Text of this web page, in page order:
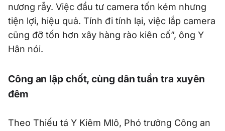
nương rẫy. Việc đầu tư camera tốn kém nhưng
tiện lợi, hiệu quả. Tính đi tính lại, việc lắp camera
cũng đỡ tốn hơn xây hàng rào kiên cố”, ông Y
Hân nói.
Công an lập chốt, cùng dân tuần tra xuyên
đêm
Theo Thiếu tá Y Kiêm Mlô, Phó trưởng Công an